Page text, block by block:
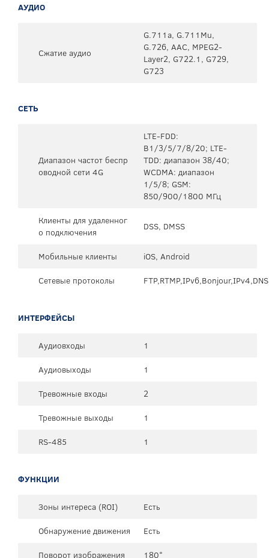
АУДИО
Сжатие аудио
G.711a, G.711Mu,
G.726, AAC, MPEG2-
Layer2, G722.1, G729,
G723
СЕТЬ
Диапазон частот беспр
оводной сети 4G
LTE-FDD:
B1/3/5/7/8/20; LTE-
TDD: диапазон 38/40;
WCDMA: диапазон
1/5/8; GSM:
850/900/1800 МГц
Клиенты для удаленног
о подключения
DSS, DMSS
Мобильные клиенты
iOS, Android
Сетевые протоколы
ИНТЕРФЕЙСЫ
Аудиовходы
1
Аудиовыходы
1
Тревожные входы
2
Тревожные выходы
1
RS-485
1
ФУНКЦИИ
Зоны интереса (ROI)
Есть
Обнаружение движения
Есть
Поворот изображения
180°